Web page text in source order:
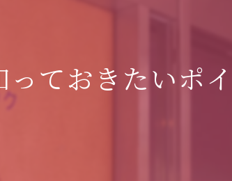
ておきたいポ